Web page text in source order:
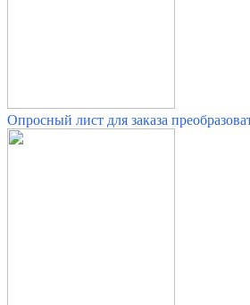
Опросный лист для заказа